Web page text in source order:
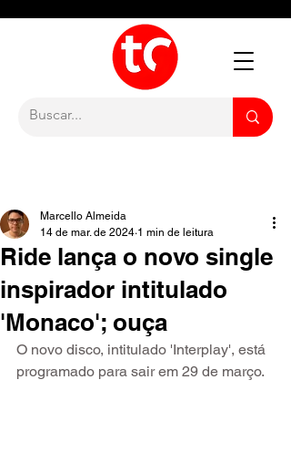
Ride lança o novo single
inspirador intitulado
'Monaco'; ouça
Marcello Almeida
14 de mar. de 2024 1 min de leitura
O novo disco, intitulado 'Interplay', está
programado para sair em 29 de março.